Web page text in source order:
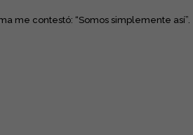
me contestó: “Somos simplemente así”.